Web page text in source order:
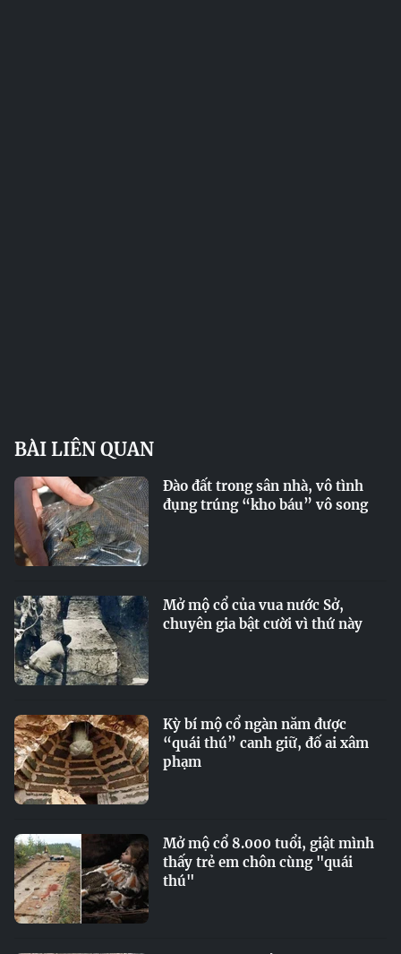
BÀI LIÊN QUAN
Đào đất trong sân nhà, vô tình
đụng trúng “kho báu” vô song
Mở mộ cổ của vua nước Sở,
chuyên gia bật cười vì thứ này
Kỳ bí mộ cổ ngàn năm được
“quái thú” canh giữ, đố ai xâm
phạm
Mở mộ cổ 8.000 tuổi, giật mình
thấy trẻ em chôn cùng "quái
thú"